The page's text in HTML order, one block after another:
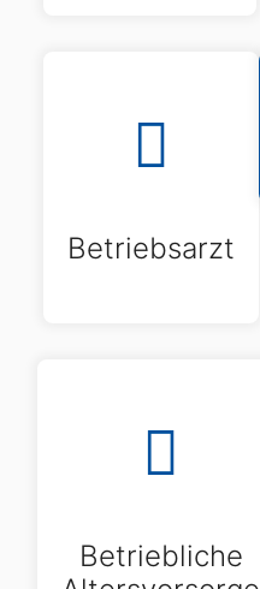
Betriebsarzt
Betriebliche